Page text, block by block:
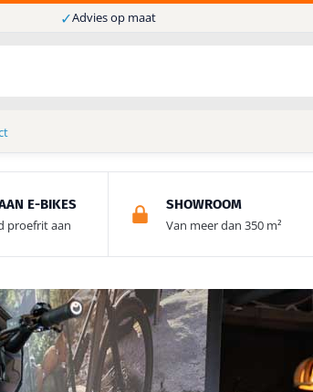
✓Advies op maat
E-BIKES
proefrit aan
SHOWROOM
Van meer dan 350 m²